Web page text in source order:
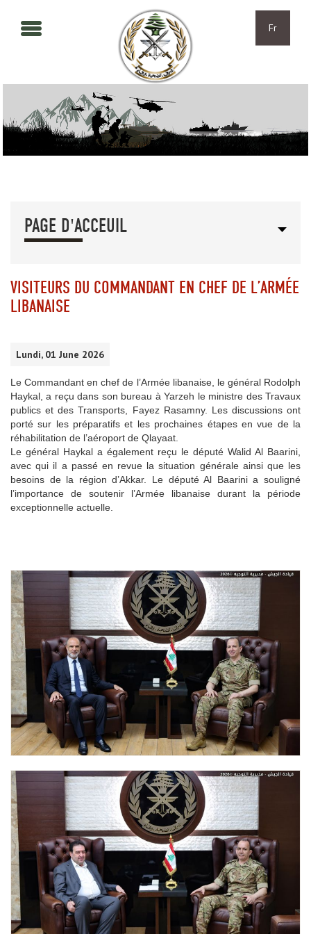
Fr
PAGE D'ACCEUIL
VISITEURS DU COMMANDANT EN CHEF DE L’ARMÉE
LIBANAISE
Lundi, 01 June 2026
Le Commandant en chef de l’Armée libanaise, le général Rodolph
Haykal, a reçu dans son bureau à Yarzeh le ministre des Travaux
publics et des Transports, Fayez Rasamny. Les discussions ont
porté sur les préparatifs et les prochaines étapes en vue de la
réhabilitation de l’aéroport de Qlayaat.
Le général Haykal a également reçu le député Walid Al Baarini,
avec qui il a passé en revue la situation générale ainsi que les
besoins de la région d’Akkar. Le député Al Baarini a souligné
l’importance de soutenir l’Armée libanaise durant la période
exceptionnelle actuelle.